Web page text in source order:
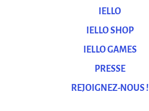
IELLO
IELLO SHOP
IELLO GAMES
PRESSE
REJOIGNEZ-NOUS !